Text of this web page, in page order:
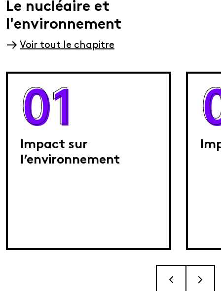
Le nucléaire et
l'environnement
Voir tout le chapitre
01
Impact sur
l’environnement